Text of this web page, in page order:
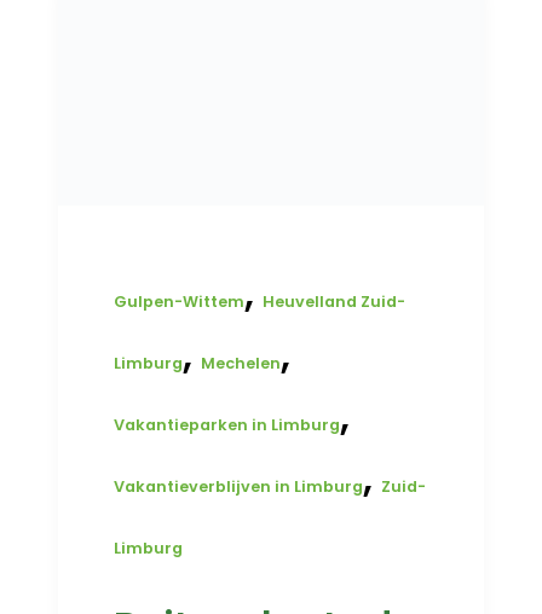
Gulpen-Wittem, Heuvelland Zuid-
Limburg, Mechelen,
Vakantieparken in Limburg,
Vakantieverblijven in Limburg, Zuid-
Limburg